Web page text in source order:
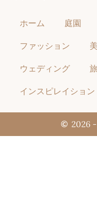
ホーム 庭園
ファッション 美
ウェディング
インスピレイション
2026